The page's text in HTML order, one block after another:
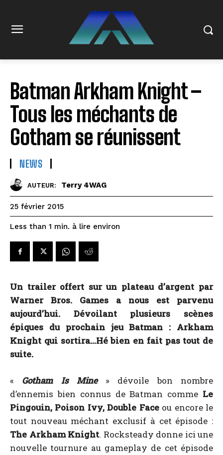
Batman Arkham Knight –
Tous les méchants de
Gotham se réunissent
NEWS
AUTEUR: Terry 4WAG
25 février 2015
Less than 1 min. à lire environ
Un trailer offert sur un plateau d’argent par
Warner Bros. Games a nous est parvenu
aujourd’hui. Dévoilant plusieurs scènes
épiques du prochain jeu Batman : Arkham
Knight qui sortira…Hé bien en fait pas tout de
suite.
« Gotham Is Mine» dévoile bon nombre
d’ennemis bien connus de Batman comme Le
Pingouin, Poison Ivy, Double Faceou encore le
tout nouveau méchant exclusif à cet épisode :
The Arkham Knight. Rocksteady donne ici une
nouvelle tournure au gameplay de cet épisode